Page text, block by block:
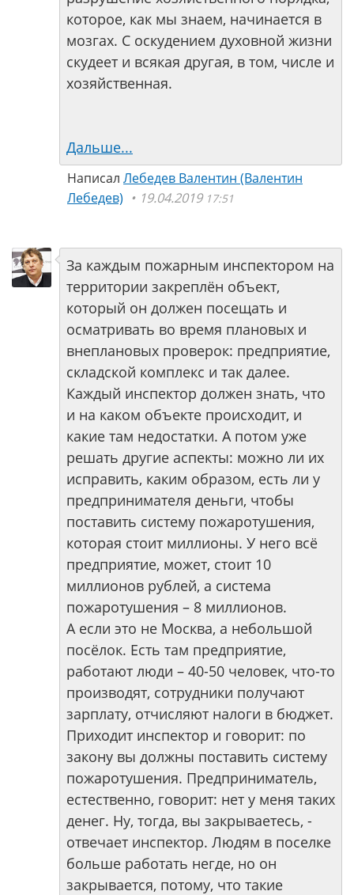
которое, как мы знаем, начинается в
мозгах. С оскудением духовной жизни
скудеет и всякая другая, в том, числе и
хозяйственная.
Дальше...
Написал Лебедев Валентин (Валентин
Лебедев)
19.04.2019 17:51
За каждым пожарным инспектором на
территории закреплён объект,
который он должен посещать и
осматривать во время плановых и
внеплановых проверок: предприятие,
складской комплекс и так далее.
Каждый инспектор должен знать, что
и на каком объекте происходит, и
какие там недостатки. А потом уже
решать другие аспекты: можно ли их
исправить, каким образом, есть ли у
предпринимателя деньги, чтобы
поставить систему пожаротушения,
которая стоит миллионы. У него всё
предприятие, может, стоит 10
миллионов рублей, а система
пожаротушения – 8 миллионов.
А если это не Москва, а небольшой
посёлок. Есть там предприятие,
работают люди – 40-50 человек, что-то
производят, сотрудники получают
зарплату, отчисляют налоги в бюджет.
Приходит инспектор и говорит: по
закону вы должны поставить систему
пожаротушения. Предприниматель,
естественно, говорит: нет у меня таких
денег. Ну, тогда, вы закрываетесь, -
отвечает инспектор. Людям в поселке
больше работать негде, но он
закрывается, потому, что такие